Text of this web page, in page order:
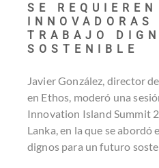
SE
INNOVADORAS
TRABAJO
SOSTENIBLE
Javier González, director
en Ethos, moderó una
Innovation Island Summit
Lanka, en la que se abordó
dignos para un futuro